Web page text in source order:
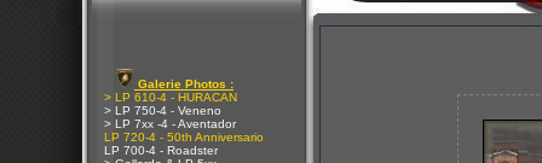
Galerie Photos :
> LP 610-4 - HURACAN
> LP 750-4 - Veneno
> LP 7xx -4 - Aventador
LP 720-4 - 50th Anniversario
LP 700-4 - Roadster